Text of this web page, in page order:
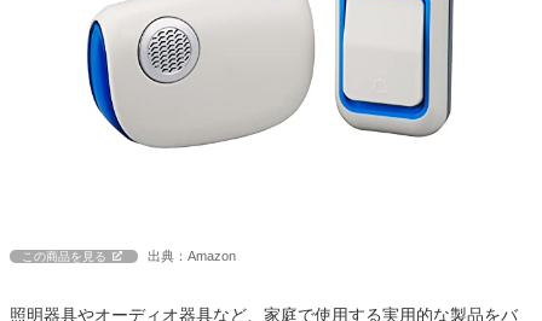
この商品を見る 出典：Amazon
照明器具やオーディオ器具など、家庭で使用する実用的な製品をバ